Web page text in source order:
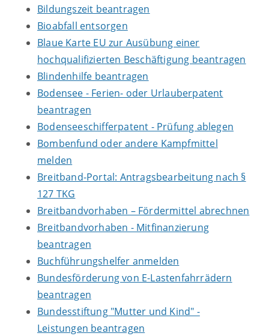
Bildungszeit beantragen
Bioabfall entsorgen
Blaue Karte EU zur Ausübung einer
hochqualifizierten Beschäftigung beantragen
Blindenhilfe beantragen
Bodensee - Ferien- oder Urlauberpatent
beantragen
Bodenseeschifferpatent - Prüfung ablegen
Bombenfund oder andere Kampfmittel
melden
Breitband-Portal: Antragsbearbeitung nach §
127 TKG
Breitbandvorhaben – Fördermittel abrechnen
Breitbandvorhaben - Mitfinanzierung
beantragen
Buchführungshelfer anmelden
Bundesförderung von E-Lastenfahrrädern
beantragen
Bundesstiftung "Mutter und Kind" -
Leistungen beantragen